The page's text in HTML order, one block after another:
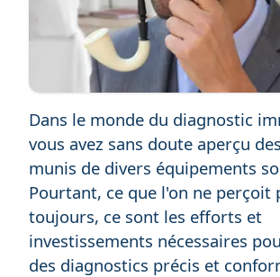
Dans le monde du diagnostic
vous avez sans doute aperçu
munis de divers équipements
Pourtant, ce que l'on ne perçoit
toujours, ce sont les efforts et
investissements nécessaires
des diagnostics précis et